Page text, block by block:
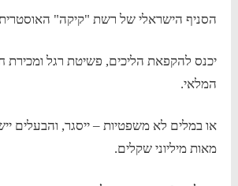
הסניף הישראלי של רשת "קיקה"
יכנס להקפאת הליכים, פשיטת רגל ומכירת
המלאי.
או במלים לא משפטיות – ייסגר, והבעלים
מאות מיליוני שקלים.